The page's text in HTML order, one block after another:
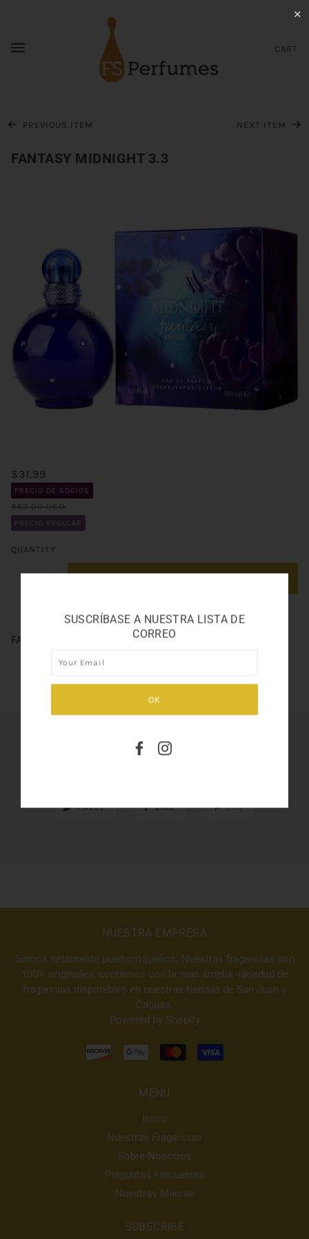
CART
PREVIOUS ITEM NEXT ITEM
FANTASY MIDNIGHT 3.3
$31.99
PRECIO DE SOCIOS
$62.00 USD
PRECIO REGULAR
QUANTITY
FANTASY MIDNIGHT 3.3
SHARE THIS
Tweet Like Pin
NUESTRA EMPRESA
Somos netamente puertorriqueños. Nuestras fragancias son
100% originales, contamos con la mas amplia variedad de
fragancias disponibles en nuestras tiendas de San Juan y
Caguas.
Powered by Shopify
MENU
Inicio
Nuestras Fragancias
Sobre Nosotros
Preguntas Frecuentes
Nuestras Marcas
SUBSCRIBE
✕
SUSCRÍBASE A NUESTRA LISTA DE
CORREO